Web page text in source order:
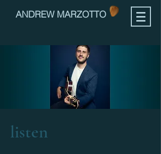
ANDREW MARZOTTO
listen